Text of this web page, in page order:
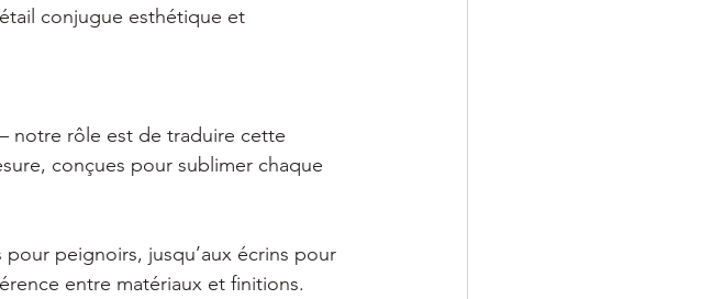
conjugue esthétique et
notre rôle est de traduire cette
conçues pour sublimer chaque
peignoirs, jusqu’aux écrins pour
entre matériaux et finitions.